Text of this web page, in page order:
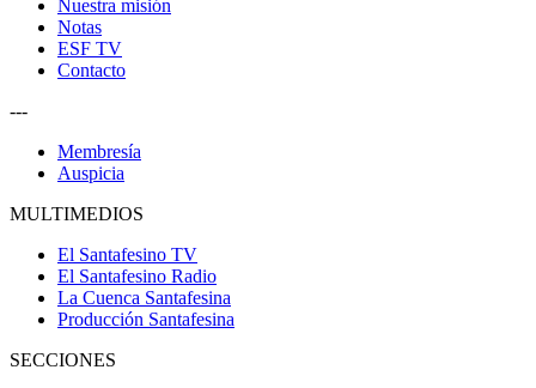
Nuestra misión
Notas
ESF TV
Contacto
---
Membresía
Auspicia
MULTIMEDIOS
El Santafesino TV
El Santafesino Radio
La Cuenca Santafesina
Producción Santafesina
SECCIONES